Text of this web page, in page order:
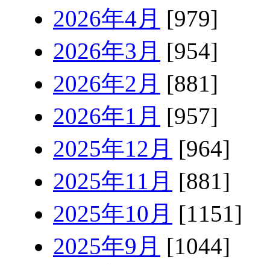
2026年4月 [979]
2026年3月 [954]
2026年2月 [881]
2026年1月 [957]
2025年12月 [964]
2025年11月 [881]
2025年10月 [1151]
2025年9月 [1044]